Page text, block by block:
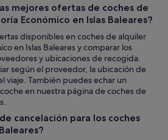
mejores ofertas de coches de
Económico en Islas Baleares?
disponibles en coches de alquiler
en Islas Baleares y comparar los
y ubicaciones de recogida.
según el proveedor, la ubicación de
viaje. También puedes echar un
en nuestra página de coches de
cancelación para los coches